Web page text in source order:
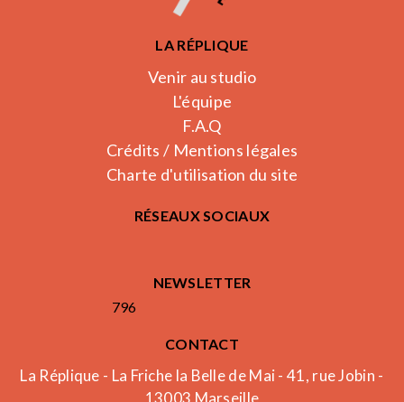
LA RÉPLIQUE
Venir au studio
L'équipe
F.A.Q
Crédits / Mentions légales
Charte d'utilisation du site
RÉSEAUX SOCIAUX
NEWSLETTER
796
CONTACT
La Réplique - La Friche la Belle de Mai - 41, rue Jobin -
13003 Marseille